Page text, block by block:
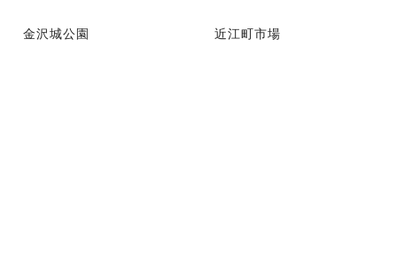
金沢城公園 近江町市場